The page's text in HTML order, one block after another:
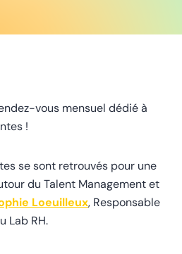
vous mensuel dédié à
!
se sont retrouvés pour une
du Talent Management et
Loeuilleux, Responsable
Lab RH.